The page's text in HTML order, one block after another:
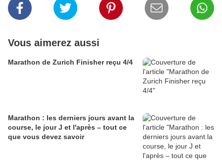
Vous aimerez aussi
Marathon de Zurich Finisher reçu 4/4
Marathon : les derniers jours avant la
course, le jour J et l'après – tout ce
que vous devez savoir